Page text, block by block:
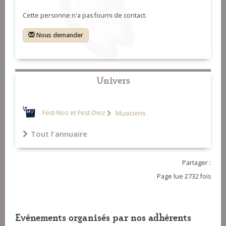
Cette personne n'a pas fourni de contact.
Nous demander
Univers
Fest-Noz et Fest-Deiz Musiciens
Tout l'annuaire
Partager :
Page lue 2732 fois
Evénements organisés par nos adhérents